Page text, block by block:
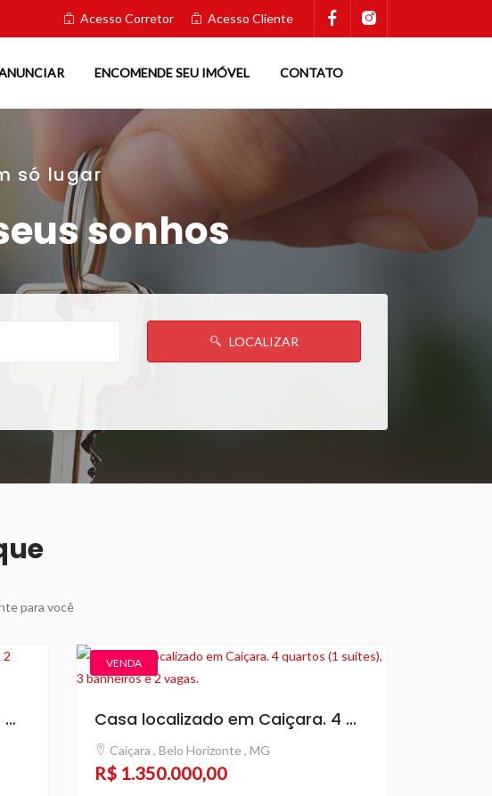
Acesso Corretor Acesso Cliente
ENCOMENDE SEU IMÓVEL CONTATO
só lugar
sonhos
LOCALIZAR
para você
Casa localizado em Califórnia. 3 quartos, 2 banheiros e 1 vagas.
VENDA
Casa localizado em Caiçara. 4 quartos (1 suítes), 3 banheiros e 2 vagas.
Caiçara , Belo Horizonte , MG
R$ 1.350.000,00